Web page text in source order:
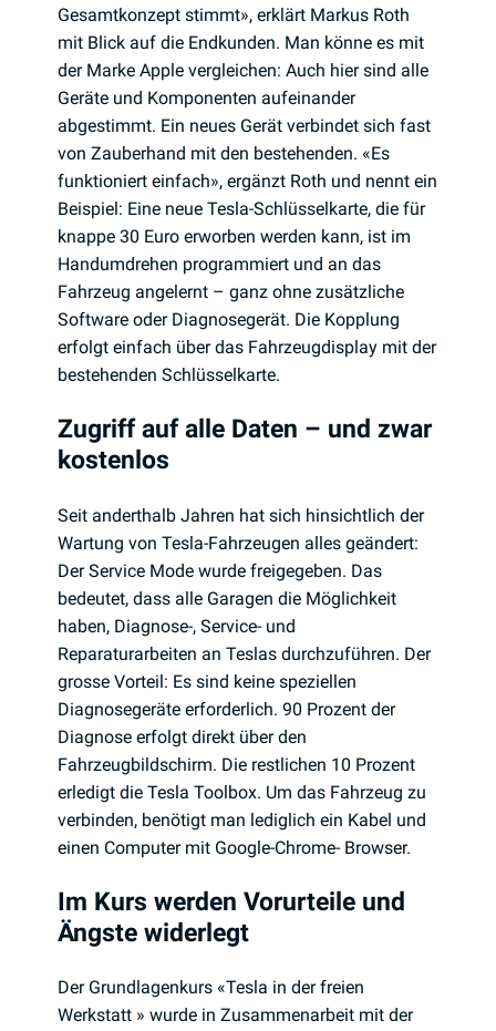
Gesamtkonzept stimmt», erklärt Markus Roth
mit Blick auf die Endkunden. Man könne es mit
der Marke Apple vergleichen: Auch hier sind alle
Geräte und Komponenten aufeinander
abgestimmt. Ein neues Gerät verbindet sich fast
von Zauberhand mit den bestehenden. «Es
funktioniert einfach», ergänzt Roth und nennt ein
Beispiel: Eine neue Tesla-Schlüsselkarte, die für
knappe 30 Euro erworben werden kann, ist im
Handumdrehen programmiert und an das
Fahrzeug angelernt – ganz ohne zusätzliche
Software oder Diagnosegerät. Die Kopplung
erfolgt einfach über das Fahrzeugdisplay mit der
bestehenden Schlüsselkarte.
Zugriff auf alle Daten – und zwar
kostenlos
Seit anderthalb Jahren hat sich hinsichtlich der
Wartung von Tesla-Fahrzeugen alles geändert:
Der Service Mode wurde freigegeben. Das
bedeutet, dass alle Garagen die Möglichkeit
haben, Diagnose-, Service- und
Reparaturarbeiten an Teslas durchzuführen. Der
grosse Vorteil: Es sind keine speziellen
Diagnosegeräte erforderlich. 90 Prozent der
Diagnose erfolgt direkt über den
Fahrzeugbildschirm. Die restlichen 10 Prozent
erledigt die Tesla Toolbox. Um das Fahrzeug zu
verbinden, benötigt man lediglich ein Kabel und
einen Computer mit Google-Chrome- Browser.
Im Kurs werden Vorurteile und
Ängste widerlegt
Der Grundlagenkurs «Tesla in der freien
Werkstatt » wurde in Zusammenarbeit mit der